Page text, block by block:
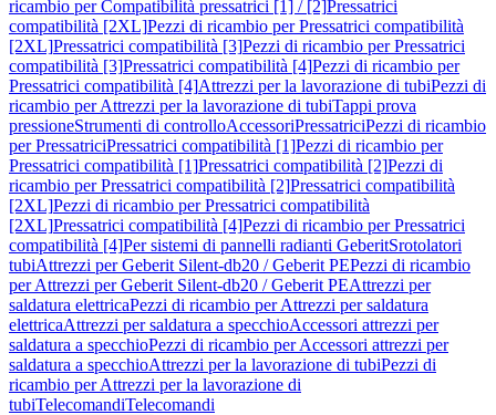
ricambio per Compatibilità pressatrici [1] / [2]Pressatrici
compatibilità [2XL]Pezzi di ricambio per Pressatrici compatibilità
[2XL]Pressatrici compatibilità [3]Pezzi di ricambio per Pressatrici
compatibilità [3]Pressatrici compatibilità [4]Pezzi di ricambio per
Pressatrici compatibilità [4]Attrezzi per la lavorazione di tubiPezzi di
ricambio per Attrezzi per la lavorazione di tubiTappi prova
pressioneStrumenti di controlloAccessoriPressatriciPezzi di ricambio
per PressatriciPressatrici compatibilità [1]Pezzi di ricambio per
Pressatrici compatibilità [1]Pressatrici compatibilità [2]Pezzi di
ricambio per Pressatrici compatibilità [2]Pressatrici compatibilità
[2XL]Pezzi di ricambio per Pressatrici compatibilità
[2XL]Pressatrici compatibilità [4]Pezzi di ricambio per Pressatrici
compatibilità [4]Per sistemi di pannelli radianti GeberitSrotolatori
tubiAttrezzi per Geberit Silent-db20 / Geberit PEPezzi di ricambio
per Attrezzi per Geberit Silent-db20 / Geberit PEAttrezzi per
saldatura elettricaPezzi di ricambio per Attrezzi per saldatura
elettricaAttrezzi per saldatura a specchioAccessori attrezzi per
saldatura a specchioPezzi di ricambio per Accessori attrezzi per
saldatura a specchioAttrezzi per la lavorazione di tubiPezzi di
ricambio per Attrezzi per la lavorazione di
tubiTelecomandiTelecomandi